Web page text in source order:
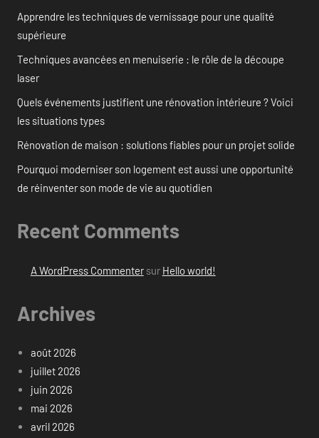
Apprendre les techniques de vernissage pour une qualité
supérieure
Techniques avancées en menuiserie : le rôle de la découpe
laser
Quels événements justifient une rénovation intérieure ? Voici
les situations types
Rénovation de maison : solutions fiables pour un projet solide
Pourquoi moderniser son logement est aussi une opportunité
de réinventer son mode de vie au quotidien
Recent Comments
A WordPress Commentersur Hello world!
Archives
août 2026
juillet 2026
juin 2026
mai 2026
avril 2026